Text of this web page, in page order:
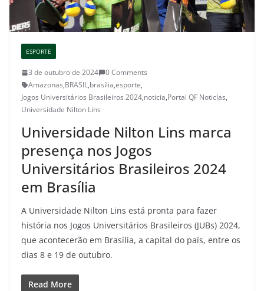
ESPORTE
3 de outubro de 2024
0 Comments
Amazonas,BRASIL,brasília,esporte,
Jogos Universitários Brasileiros 2024,noticia,Portal QF Noticías,
Universidade Nilton Lins
Universidade Nilton Lins marca
presença nos Jogos
Universitários Brasileiros 2024
em Brasília
A Universidade Nilton Lins está pronta para fazer
história nos Jogos Universitários Brasileiros (JUBs) 2024,
que acontecerão em Brasília, a capital do país, entre os
dias 8 e 19 de outubro.
Read More